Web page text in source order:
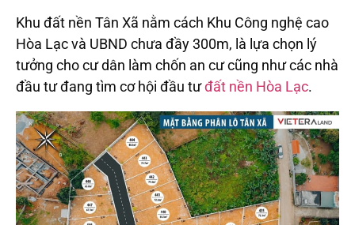
Khu đất nền Tân Xã nằm cách Khu Công nghệ cao
Hòa Lạc và UBND chưa đầy 300m, là lựa chọn lý
tưởng cho cư dân làm chốn an cư cũng như các nhà
đầu tư đang tìm cơ hội đầu tưđất nền Hòa Lạc.